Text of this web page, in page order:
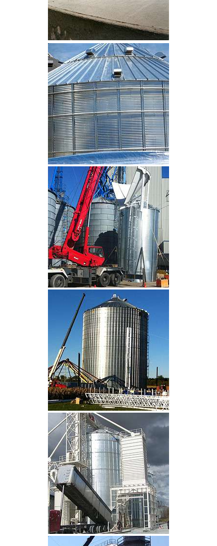
CLIQUEZ POUR AGRANDIR
CLIQUEZ POUR AGRANDIR
CLIQUEZ POUR AGRANDIR
CLIQUEZ POUR AGRANDIR
CLIQUEZ POUR AGRANDIR